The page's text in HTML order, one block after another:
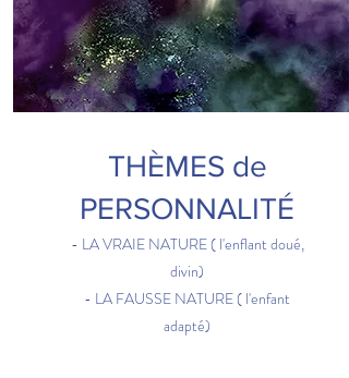
THÈMES de
PERSONNALITÉ
​- LA VRAIE NATURE ( l'enflant doué,
divin)
- LA FAUSSE NATURE ( l'enfant
adapté)